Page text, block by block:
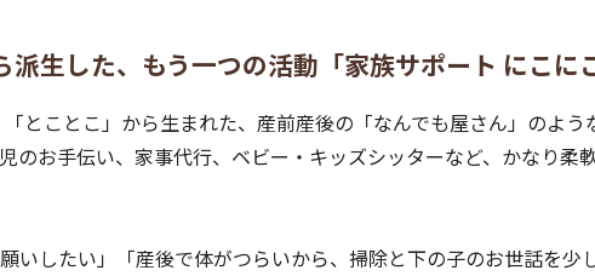
派生した、もう一つの活動「家族サポート にこに
とことこ」から生まれた、産前産後の「なんでも屋さん」のよう
のお手伝い、家事代行、ベビー・キッズシッターなど、かなり柔
いしたい」「産後で体がつらいから、掃除と下の子のお世話を少